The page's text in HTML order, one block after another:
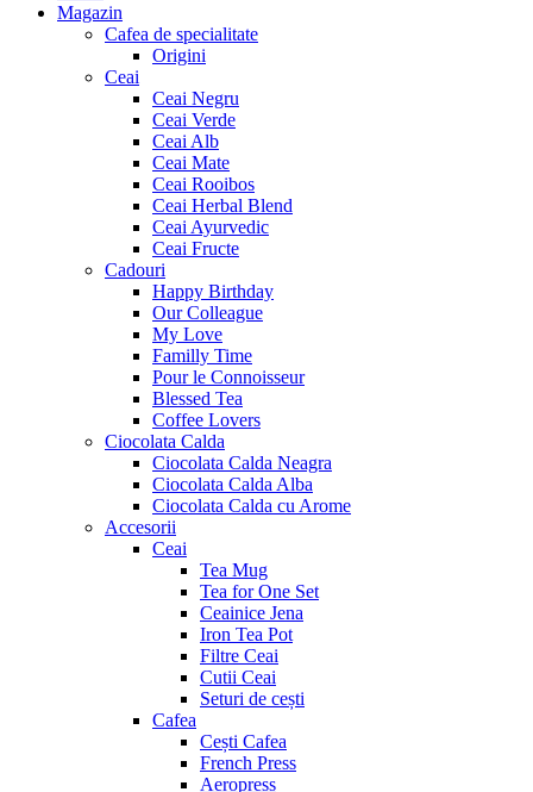
Magazin
Cafea de specialitate
Origini
Ceai
Ceai Negru
Ceai Verde
Ceai Alb
Ceai Mate
Ceai Rooibos
Ceai Herbal Blend
Ceai Ayurvedic
Ceai Fructe
Cadouri
Happy Birthday
Our Colleague
My Love
Familly Time
Pour le Connoisseur
Blessed Tea
Coffee Lovers
Ciocolata Calda
Ciocolata Calda Neagra
Ciocolata Calda Alba
Ciocolata Calda cu Arome
Accesorii
Ceai
Tea Mug
Tea for One Set
Ceainice Jena
Iron Tea Pot
Filtre Ceai
Cutii Ceai
Seturi de cești
Cafea
Cești Cafea
French Press
Aeropress